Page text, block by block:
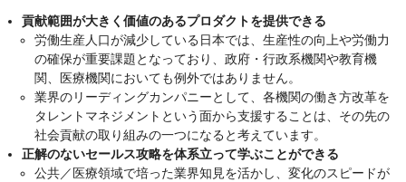
貢献範囲が大きく価値のあるプロダクトを提供できる
労働生産人口が減少している日本では、生産性の向上や労働力
の確保が重要課題となっており、政府・行政系機関や教育機
関、医療機関においても例外ではありません。
業界のリーディングカンパニーとして、各機関の働き方改革を
タレントマネジメントという面から支援することは、その先の
社会貢献の取り組みの一つになると考えています。
正解のないセールス攻略を体系立って学ぶことができる
公共／医療領域で培った業界知見を活かし、変化のスピードが